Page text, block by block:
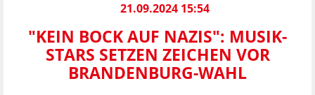
21.09.2024 15:54
"KEIN BOCK AUF NAZIS": MUSIK-
STARS SETZEN ZEICHEN VOR
BRANDENBURG-WAHL